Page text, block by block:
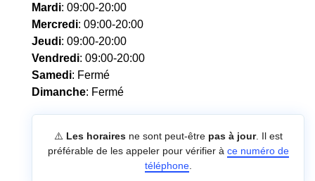
Mardi: 09:00-20:00
Mercredi: 09:00-20:00
Jeudi: 09:00-20:00
Vendredi: 09:00-20:00
Samedi: Fermé
Dimanche: Fermé
⚠️ Les horairesne sont peut-être pas à jour. Il est
préférable de les appeler pour vérifier à ce numéro de
téléphone.